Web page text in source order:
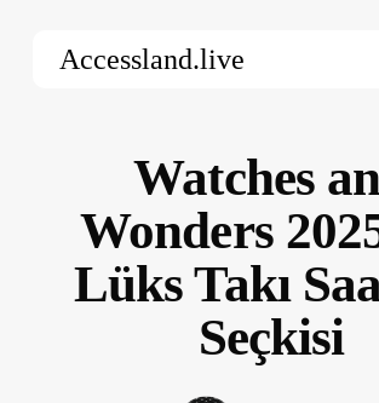
Accessland.live
Watches
Wonders
Lüks Takı
Seçkisi